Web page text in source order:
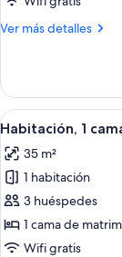
dobles
Ver más detalles
Más
2
camas
dobles
Abrir
todas
las
fotos
de
Habitación,
1
4
Habitación, 1
35 m²
1 habitación
3 huéspedes
1 cama de
Wifi gratis